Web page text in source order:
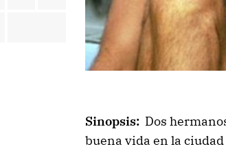
Sinopsis:Dos
buena vida en la